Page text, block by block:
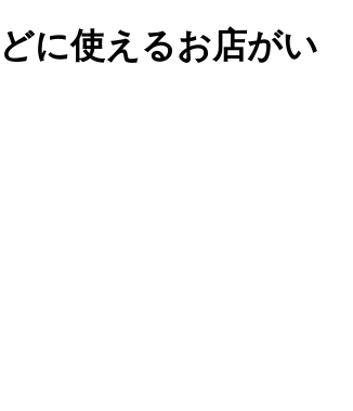
に使えるお店がい